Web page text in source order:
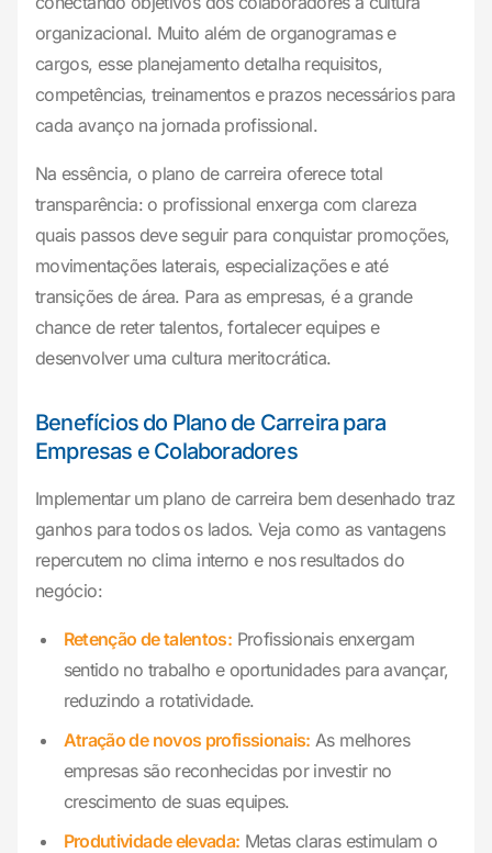
organizacional. Muito além de organogramas e
cargos, esse planejamento detalha requisitos,
competências, treinamentos e prazos necessários para
cada avanço na jornada profissional.
Na essência, o plano de carreira oferece total
transparência: o profissional enxerga com clareza
quais passos deve seguir para conquistar promoções,
movimentações laterais, especializações e até
transições de área. Para as empresas, é a grande
chance de reter talentos, fortalecer equipes e
desenvolver uma cultura meritocrática.
Benefícios do Plano de Carreira para
Empresas e Colaboradores
Implementar um plano de carreira bem desenhado traz
ganhos para todos os lados. Veja como as vantagens
repercutem no clima interno e nos resultados do
negócio:
Retenção de talentos: Profissionais enxergam
sentido no trabalho e oportunidades para avançar,
reduzindo a rotatividade.
Atração de novos profissionais: As melhores
empresas são reconhecidas por investir no
crescimento de suas equipes.
Produtividade elevada: Metas claras estimulam o